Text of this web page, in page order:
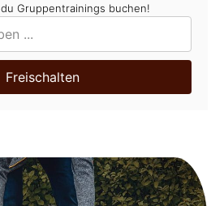
Gruppentrainings buchen!
Freischalten